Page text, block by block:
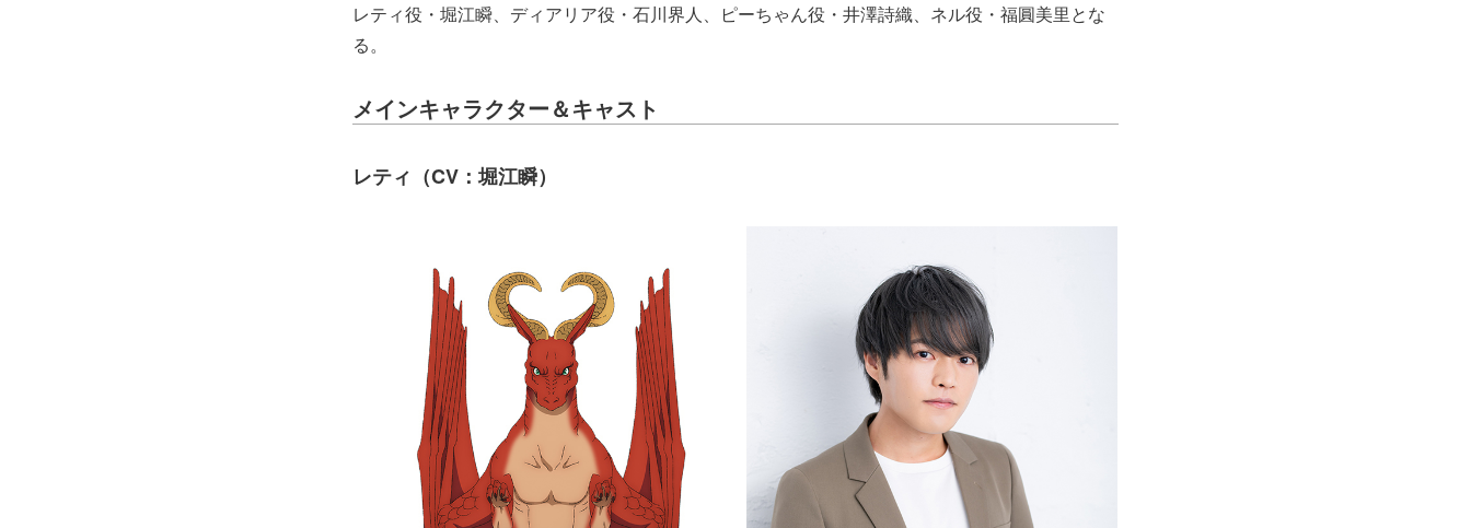
レティ役・堀江瞬、ディアリア役・石川界人、ピーちゃん役・井澤詩織、ネル役・福圓美里とな
る。
メインキャラクター＆キャスト
レティ（CV：堀江瞬）